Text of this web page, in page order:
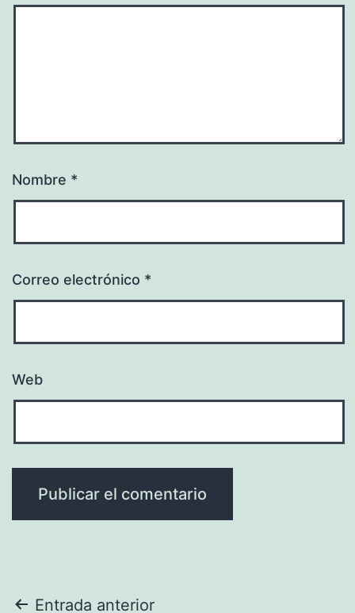
Nombre *
Correo electrónico *
Web
Entrada anterior